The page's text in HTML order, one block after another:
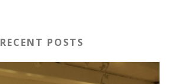
RECENT POSTS